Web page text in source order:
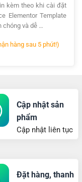
kèm theo khi cài đặt
Elementor Template
chóng và dễ …
hàng sau 5 phút!)
Cập nhật sản
phẩm
Cập nhật liên tục
Đặt hàng, thanh